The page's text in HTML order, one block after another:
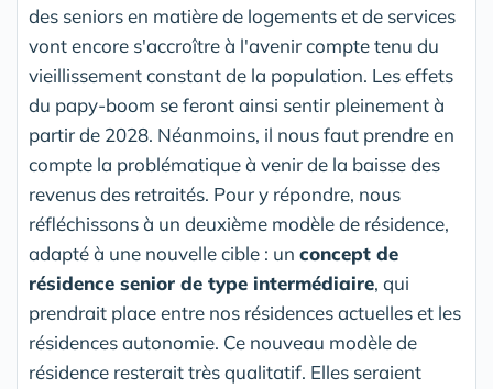
des seniors en matière de logements et de services
vont encore s'accroître à l'avenir compte tenu du
vieillissement constant de la population. Les effets
du papy-boom se feront ainsi sentir pleinement à
partir de 2028. Néanmoins, il nous faut prendre en
compte la problématique à venir de la baisse des
revenus des retraités. Pour y répondre, nous
réfléchissons à un deuxième modèle de résidence,
adapté à une nouvelle cible : un concept de
résidence senior de type intermédiaire, qui
prendrait place entre nos résidences actuelles et les
résidences autonomie. Ce nouveau modèle de
résidence resterait très qualitatif. Elles seraient